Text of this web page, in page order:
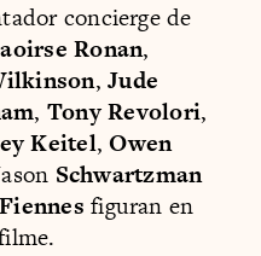
concierge de
Ronan,
,Jude
, Tony Revolori,
Keitel,Owen
Schwartzman
figuran en